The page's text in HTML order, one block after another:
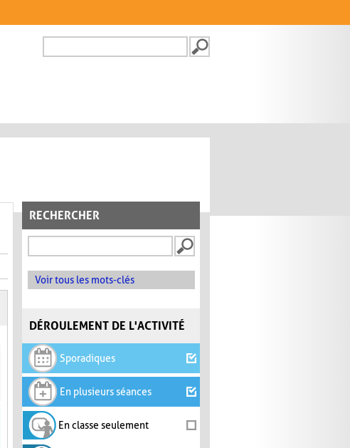
FORMULAIRE DE
RECHERCHER
Voir tous les mots-clés
DÉROULEMENT DE L'ACTIVITÉ
Sporadiques
En plusieurs séances
En classe seulement